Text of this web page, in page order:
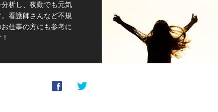
析し、夜勤でも元気
看護師さんなど不規
仕事の方にも参考に